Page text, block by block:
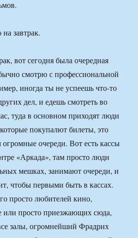
завтрак.
вот сегодня была очередная
смотрю с профессиональной
иногда ты не успеешь что-то
дел, и едешь смотреть во
туда в основном приходят люди
покупалют билеты, это
огромные очереди. Вот есть кассы
«Аркада», там просто люди
мешках, занимают очереди, и
чтобы первыми быть в кассах.
просто любителей кино,
просто приезжающих сюда,
залы, огромнейший Фрадрих